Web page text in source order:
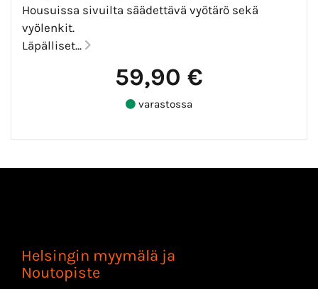
Housuissa sivuilta säädettävä vyötärö sekä
vyölenkit.
Läpälliset...
59,90 €
varastossa
Helsingin myymälä ja
Noutopiste